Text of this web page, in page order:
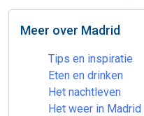
Meer over Madrid
Tips en inspiratie
Eten en drinken
Het nachtleven
Het weer in Madrid